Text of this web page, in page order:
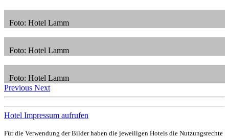
Foto: Hotel Lamm
Foto: Hotel Lamm
Foto: Hotel Lamm
Previous Next
Hotel Impressum aufrufen
Für die Verwendung der Bilder haben die jeweiligen Hotels die Nutzungsrechte